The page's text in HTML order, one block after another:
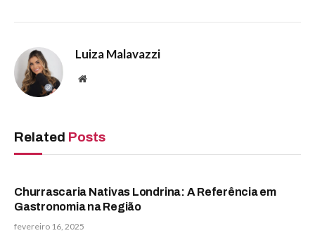
Luiza Malavazzi
Website
Related Posts
Churrascaria Nativas Londrina: A Referência em
Gastronomia na Região
fevereiro 16, 2025